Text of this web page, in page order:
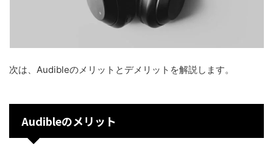
次は、Audibleのメリットとデメリットを解説します。
Audibleのメリット